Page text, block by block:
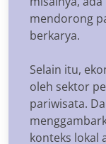
mendorong
berkarya.
Selain itu,
oleh sektor
pariwisata.
konteks lokal